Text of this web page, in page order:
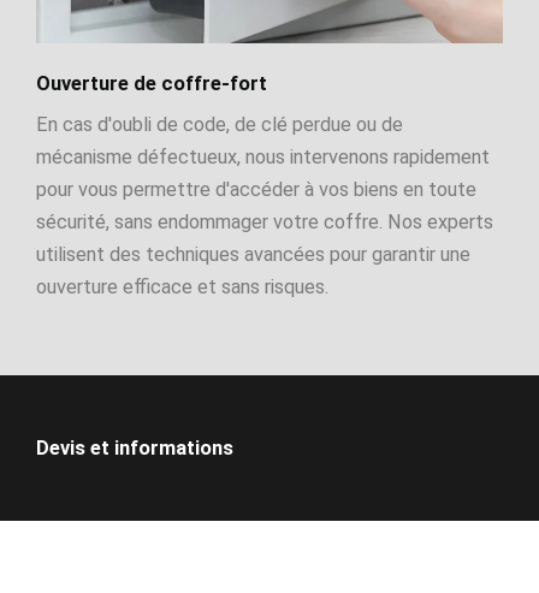
Ouverture de coffre-fort
En cas d'oubli de code, de clé perdue ou de
mécanisme défectueux, nous intervenons rapidement
pour vous permettre d'accéder à vos biens en toute
sécurité, sans endommager votre coffre. Nos experts
utilisent des techniques avancées pour garantir une
ouverture efficace et sans risques.
Devis et informations